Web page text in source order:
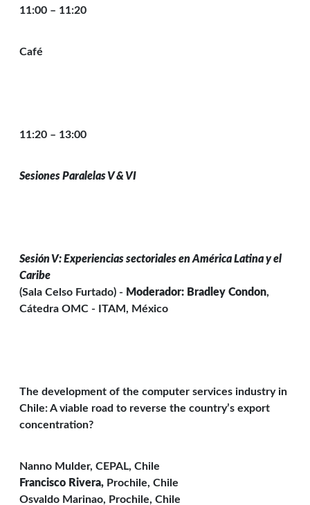
11:00 – 11:20
Café
11:20 – 13:00
Sesiones Paralelas V & VI
Sesión V: Experiencias sectoriales en América Latina y el
Caribe
(Sala Celso Furtado) - Moderador: Bradley Condon,
Cátedra OMC - ITAM, México
The development of the computer services industry in
Chile: A viable road to reverse the country’s export
concentration?
Nanno Mulder, CEPAL, Chile
Francisco Rivera, Prochile, Chile
Osvaldo Marinao, Prochile, Chile